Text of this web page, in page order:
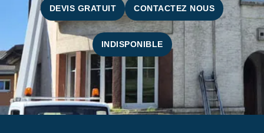
DEVIS GRATUIT CONTACTEZ NOUS
INDISPONIBLE